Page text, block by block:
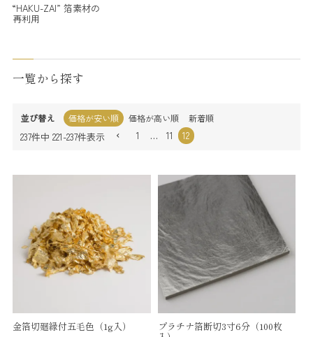
“HAKU-ZAI” 箔素材の
再利用
一覧から探す
並び替え 価格が安い順 価格が高い順 新着順
237件中 221-237件表示 1 … 11 12
金箔切廻縁付五毛色（1g入） プラチナ箔断切3寸6分（100枚